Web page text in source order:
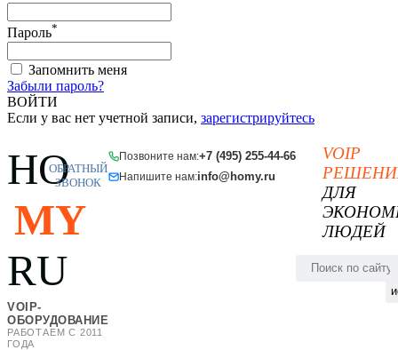
Пароль*
Запомнить меня
Забыли пароль?
ВОЙТИ
Если у вас нет учетной записи, зарегистрируйтесь
HO
MY
RU
VOIP-
ОБОРУДОВАНИЕ
РАБОТАЕМ С 2011
ГОДА
Позвоните нам:+7 (495) 255-44-66
Напишите нам:info@homy.ru
ОБРАТНЫЙ
ЗВОНОК
VOIP
ДЛЯ
ЛЮДЕЙ